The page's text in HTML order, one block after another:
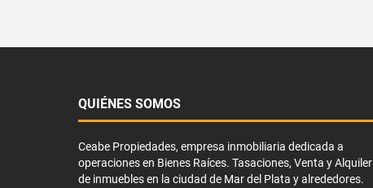
QUIÉNES SOMOS
Ceabe Propiedades, empresa inmobiliaria dedicada a
operaciones en Bienes Raíces. Tasaciones, Venta y Alquiler
de inmuebles en la ciudad de Mar del Plata y alrededores.